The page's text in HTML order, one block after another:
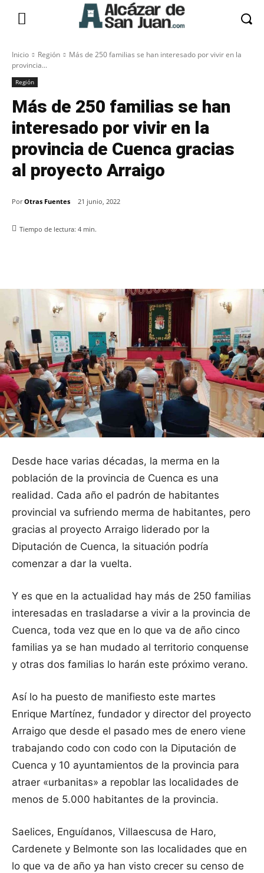
Inicio Región
Más de 250 familias se han interesado por vivir en la
provincia...
Región
Más de 250 familias se han
interesado por vivir en la
provincia de Cuenca gracias
al proyecto Arraigo
Por Otras Fuentes 21 junio, 2022
Tiempo de lectura: 4 min.
Desde hace varias décadas, la merma en la
población de la provincia de Cuenca es una
realidad. Cada año el padrón de habitantes
provincial va sufriendo merma de habitantes, pero
gracias al proyecto Arraigo liderado por la
Diputación de Cuenca, la situación podría
comenzar a dar la vuelta.
Y es que en la actualidad hay más de 250 familias
interesadas en trasladarse a vivir a la provincia de
Cuenca, toda vez que en lo que va de año cinco
familias ya se han mudado al territorio conquense
y otras dos familias lo harán este próximo verano.
Así lo ha puesto de manifiesto este martes
Enrique Martínez, fundador y director del proyecto
Arraigo que desde el pasado mes de enero viene
trabajando codo con codo con la Diputación de
Cuenca y 10 ayuntamientos de la provincia para
atraer «urbanitas» a repoblar las localidades de
menos de 5.000 habitantes de la provincia.
Saelices, Enguídanos, Villaescusa de Haro,
Cardenete y Belmonte son las localidades que en
lo que va de año ya han visto crecer su censo de